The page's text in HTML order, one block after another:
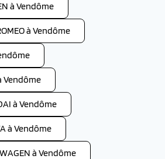
à Vendôme
à Vendôme
Vendôme
à Vendôme
à Vendôme
à Vendôme